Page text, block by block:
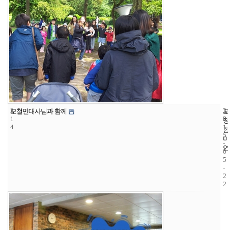
2
1
4
모철민대사님과 함께
3
3
2
0
1
5
-
0
5
-
2
2